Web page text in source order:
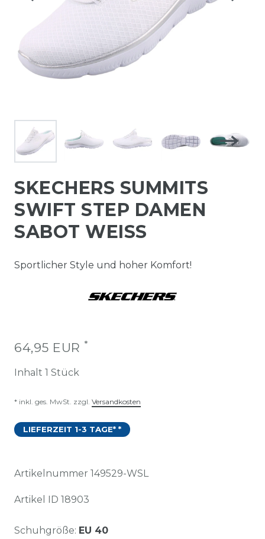
SKECHERS SUMMITS
SWIFT STEP DAMEN
SABOT WEISS
Sportlicher Style und hoher Komfort!
64,95 EUR *
Inhalt 1 Stück
* inkl. ges. MwSt. zzgl. Versandkosten
LIEFERZEIT 1-3 TAGE* *
Artikelnummer 149529-WSL
Artikel ID 18903
Schuhgröße: EU 40